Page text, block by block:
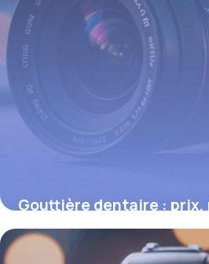
Gouttière dentaire : prix,
et avantages essentiels
16 juin 2026